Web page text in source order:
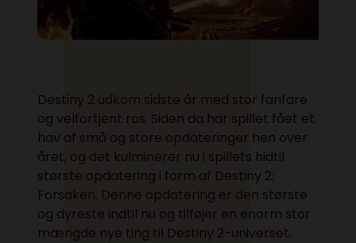
Destiny 2 udkom sidste år med stor fanfare
og velfortjent ros. Siden da har spillet fået et
hav af små og store opdateringer hen over
året, og det kulminerer nu i spillets hidtil
største opdatering i form af Destiny 2:
Forsaken. Denne opdatering er den største
og dyreste indtil nu og tilføjer en enorm stor
mængde nye ting til Destiny 2-universet.